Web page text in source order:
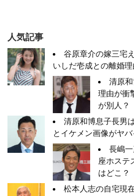
人気記事
谷原章介の嫁三宅
いしだ壱成との離婚理
清原
理由が衝
が別人？
清原和博息子長男
とイケメン画像がヤバ
長嶋
座ホステ
はどこ？
松本人志の自宅現